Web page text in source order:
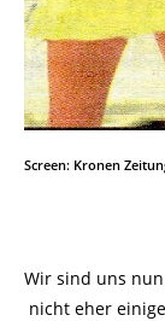
Screen: Kronen
Wir sind uns
nicht eher